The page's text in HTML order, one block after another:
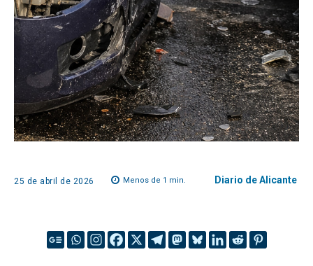
25 de abril de 2026 Menos de 1 min. Diario de Alicante